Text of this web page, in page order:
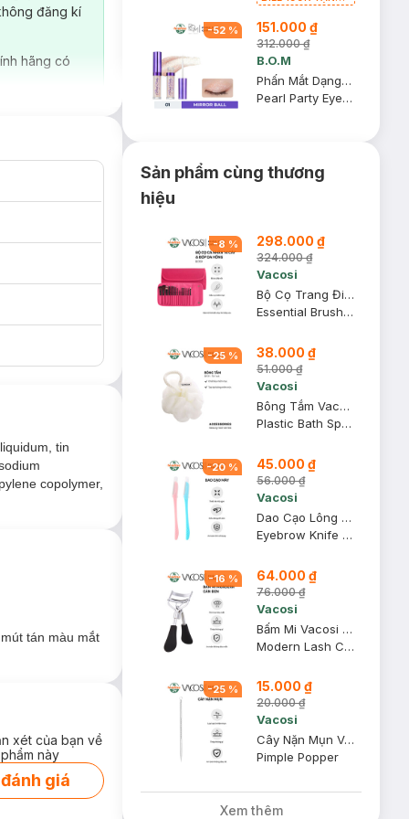
đăng kí
hãng có
tin
copolymer,
tán màu mắt
xét của bạn về
này
giá
Dầu Không Màu
7g trị giá 198K
(SL có hạn)
-52 % 151.000 ₫
312.000 ₫
B.O.M
Phấn Mắt Dạng Lỏng Có Nhũ B.O.M 01 Mirror Ball 3.5g
Pearl Party Eye Glitter
Sản phẩm cùng thương
hiệu
-8 % 298.000 ₫
324.000 ₫
Vacosi
Bộ Cọ Trang Điểm Vacosi 14 Cây BC09 (Bóp Da Hồng)
Essential Brush Set BC09
-25 % 38.000 ₫
51.000 ₫
Vacosi
Bông Tắm Vacosi BP21
Plastic Bath Sponge
-20 % 45.000 ₫
56.000 ₫
Vacosi
Dao Cạo Lông Mày Vacosi DC06 (2 Cây)
Eyebrow Knife DC06
-16 % 64.000 ₫
76.000 ₫
Vacosi
Bấm Mi Vacosi Modern Lash Curler Cán Đen BM03
Modern Lash Curler
-25 % 15.000 ₫
20.000 ₫
Vacosi
Cây Nặn Mụn Vacosi 2 Đầu NM01
Pimple Popper
Xem thêm